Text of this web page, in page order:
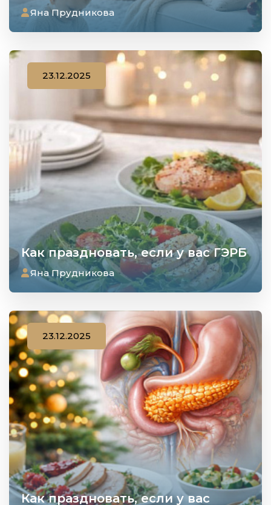
Яна Прудникова
Как праздновать, если у вас ГЭРБ
23.12.2025
Яна Прудникова
Как праздновать, если у вас
23.12.2025